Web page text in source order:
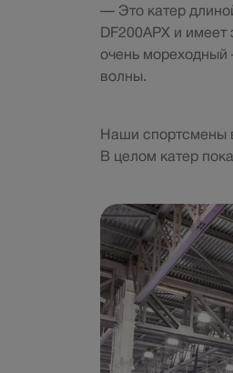
— Это катер
DF200APX и
очень мореходный
волны.
Наши спортсмены
В целом катер